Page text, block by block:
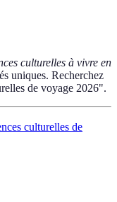
culturelles à vivre en
uniques. Recherchez
de voyage 2026".
culturelles de